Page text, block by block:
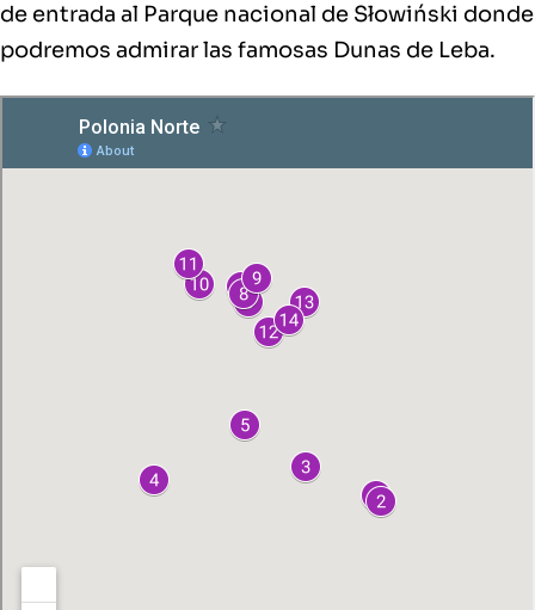
de entrada al Parque nacional de Słowiński donde
podremos admirar las famosas Dunas de Leba.